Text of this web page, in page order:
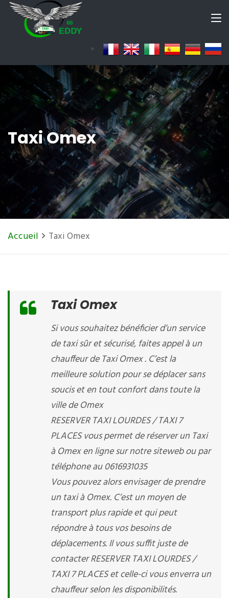
Taxi Omex
Accueil Taxi Omex
Taxi Omex
Si vous souhaitez bénéficier d’un service
de taxi sûr et sécurisé, faites appel à un
chauffeur de Taxi Omex . C’est la
meilleure solution pour se déplacer sans
soucis et en tout confort dans toute la
ville de Omex
RESERVER TAXI LOURDES / TAXI 7
PLACES vous permet de réserver un Taxi
à Omex en ligne sur notre siteweb ou par
téléphone au 0616931035
Vous pouvez alors envisager de prendre
un taxi à Omex. C’est un moyen de
transport plus rapide et qui peut
répondre à tous vos besoins de
déplacements. Il vous suffit juste de
contacter RESERVER TAXI LOURDES /
TAXI 7 PLACES et celle-ci vous enverra un
chauffeur selon les disponibilités.